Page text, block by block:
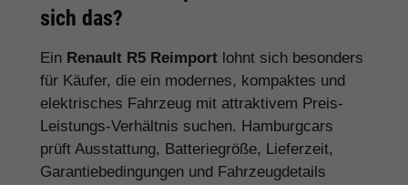
sich das?
Ein Renault R5 Reimport lohnt sich besonders
für Käufer, die ein modernes, kompaktes und
elektrisches Fahrzeug mit attraktivem Preis-
Leistungs-Verhältnis suchen. Hamburgcars
prüft Ausstattung, Batteriegröße, Lieferzeit,
Garantiebedingungen und Fahrzeugdetails